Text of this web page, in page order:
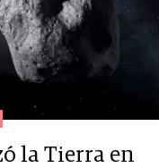
la Tierra en